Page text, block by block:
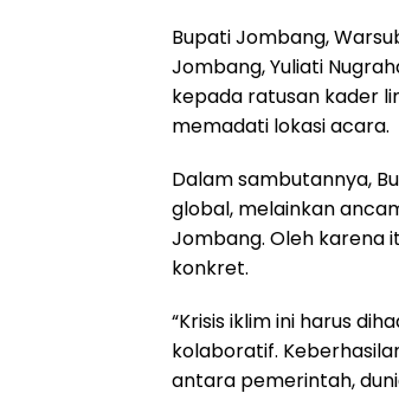
Bupati Jombang,
Jombang, Yuliati
kepada ratusan kader
memadati lokasi acara.
Dalam sambutannya,
global, melainkan
Jombang. Oleh karena
konkret.
“Krisis iklim ini harus
kolaboratif.
antara pemerintah,